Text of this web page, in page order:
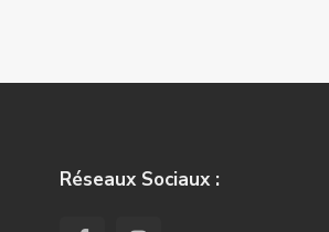
Réseaux Sociaux :